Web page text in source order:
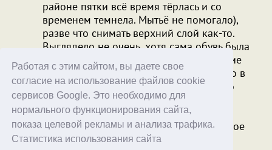
Работая с этим сайтом, вы даете свое
согласие на использование файлов cookie
сервисов Google. Это необходимо для
нормального функционирования сайта,
показа целевой рекламы и анализа трафика.
Статистика использования сайта
районе пятки всё время тёрлась и со
временем темнела. Мытьё не помогало),
разве что снимать верхний слой как-то.
Выглядело не очень, хотя сама обувь была
почти как новая. С тех пор зарёкся такие
брать). С маркерами вижу проблему, что в
тон действительно попасть нужно, а это
может быть сложновато - изначально
бывают бежевые, и со временем цвет
меняется. В общем, практичнее наверное
выбирать другую обувь).